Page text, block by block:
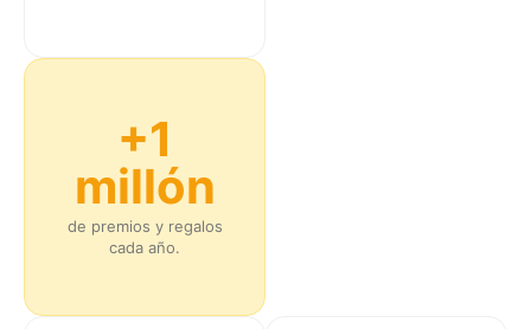
+1
millón
de premios y regalos
cada año.